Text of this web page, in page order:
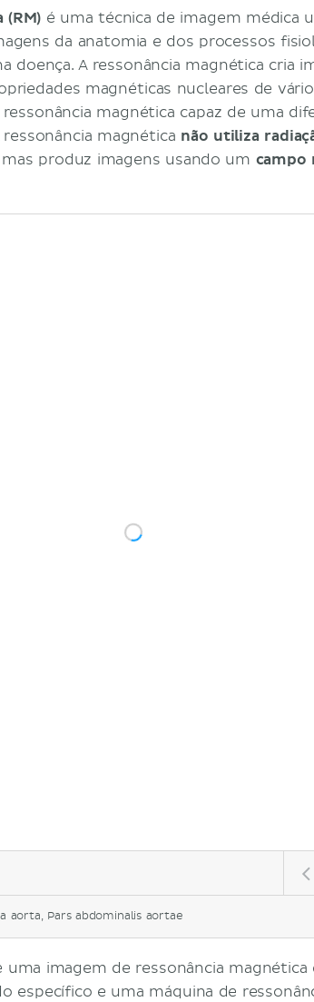
(RM) é uma técnica de imagem médica
da anatomia e dos processos
doença. A ressonância magnética cria
magnéticas nucleares de
magnética capaz de uma
magnética não utiliza
produz imagens usando um campo
aorta, Pars abdominalis aortae
uma imagem de ressonância magnética
específico e uma máquina de